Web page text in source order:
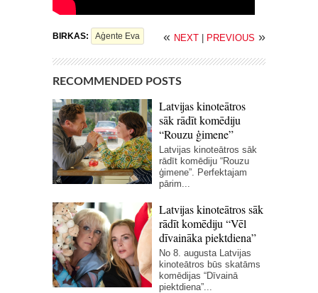
BIRKAS: Aģente Eva « NEXT PREVIOUS »
RECOMMENDED POSTS
Latvijas kinoteātros
sāk rādīt komēdiju
“Rouzu ģimene”
Latvijas kinoteātros sāk
rādīt komēdiju “Rouzu
ģimene”. Perfektajam
pārim...
Latvijas kinoteātros sāk
rādīt komēdiju “Vēl
dīvaināka piektdiena”
No 8. augusta Latvijas
kinoteātros būs skatāms
komēdijas “Dīvainā
piektdiena”...